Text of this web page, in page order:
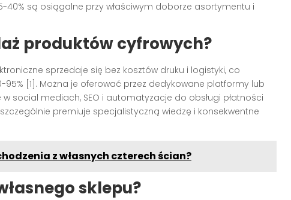
40% są osiągalne przy właściwym doborze asortymentu i
produktów cyfrowych?
sprzedaje się bez kosztów druku i logistyki, co
[1]. Można je oferować przez dedykowane platformy lub
social mediach, SEO i automatyzacje do obsługi płatności
premiuje specjalistyczną wiedzę i konsekwentne
z własnych czterech ścian?
sklepu?